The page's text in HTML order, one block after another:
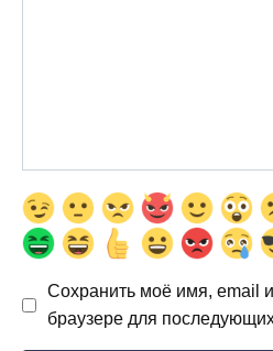
Сохранить моё имя, email
браузере для